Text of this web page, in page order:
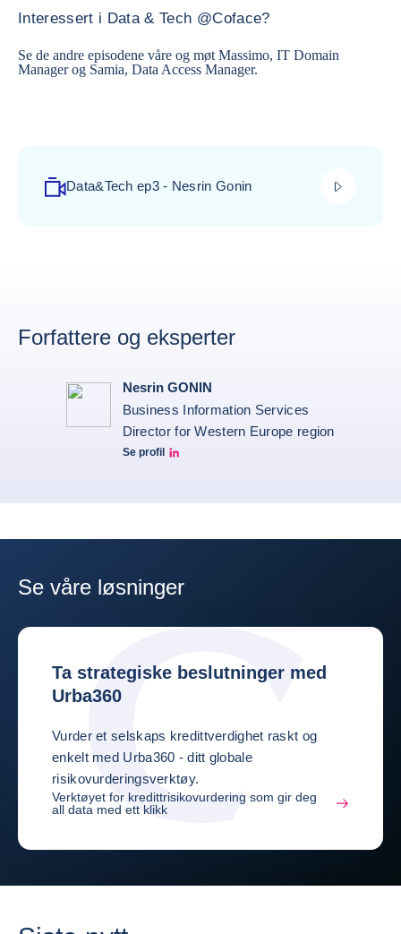
Interessert i Data & Tech @Coface?
Se de andre episodene våre og møt Massimo, IT Domain
Managerog Samia, Data Access Manager.
Data&Tech ep3 - Nesrin Gonin
Forfattere og eksperter
Nesrin GONIN
Business Information Services
Director for Western Europe region
Se profil
Nesrin Linkedin
Se våre løsninger
Ta strategiske beslutninger med
Urba360
Vurder et selskaps kredittverdighet raskt og
enkelt med Urba360 - ditt globale
risikovurderingsverktøy.
Verktøyet for kredittrisikovurdering som gir deg
all data med ett klikk